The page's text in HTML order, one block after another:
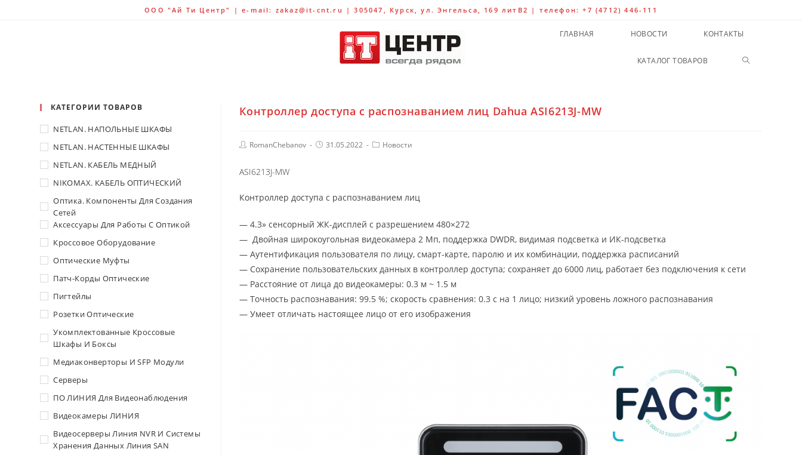
ООО "Ай Ти Центр" | e-mail: zakaz@it-cnt.ru | 305047, Курск, ул. Энгельса, 169 литВ2 | телефон: +7 (4712) 446-111
ГЛАВНАЯ НОВОСТИ КОНТАКТЫ
КАТАЛОГ ТОВАРОВ
Контроллер доступа с распознаванием лиц Dahua ASI6213J-MW
RomanChebanov 31.05.2022 Новости
ASI6213J-MW
Контроллер доступа с распознаванием лиц
— 4.3» cенсорный ЖК-дисплей с разрешением 480×272
— Двойная широкоугольная видеокамера 2 Мп, поддержка DWDR, видимая подсветка и ИК-подсветка
— Аутентификация пользователя по лицу, смарт-карте, паролю и их комбинации, поддержка расписаний
— Сохранение пользовательских данных в контроллер доступа; сохраняет до 6000 лиц, работает без подключения к сети
— Расстояние от лица до видеокамеры: 0.3 м ~ 1.5 м
— Точность распознавания: 99.5 %; скорость сравнения: 0.3 с на 1 лицо; низкий уровень ложного распознавания
— Умеет отличать настоящее лицо от его изображения
КАТЕГОРИИ ТОВАРОВ
NETLAN. НАПОЛЬНЫЕ ШКАФЫ
NETLAN. НАСТЕННЫЕ ШКАФЫ
NETLAN. КАБЕЛЬ МЕДНЫЙ
NIKOMAX. КАБЕЛЬ ОПТИЧЕСКИЙ
Оптика. Компоненты Для Создания
Сетей
Аксессуары Для Работы С Оптикой
Кроссовое Оборудование
Оптические Муфты
Патч-Корды Оптические
Пигтейлы
Розетки Оптические
Укомплектованные Кроссовые
Шкафы И Боксы
Медиаконверторы И SFP Модули
Серверы
ПО ЛИНИЯ Для Видеонаблюдения
Видеокамеры ЛИНИЯ
Видеосерверы Линия NVR И Системы
Хранения Данных Линия SAN